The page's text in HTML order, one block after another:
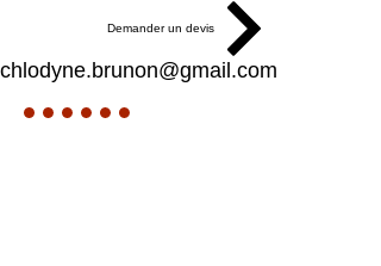
Demander un devis
chlodyne.brunon@gmail.com